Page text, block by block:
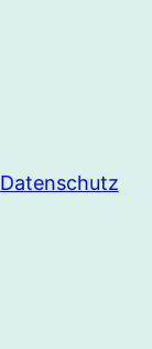
Datenschutz